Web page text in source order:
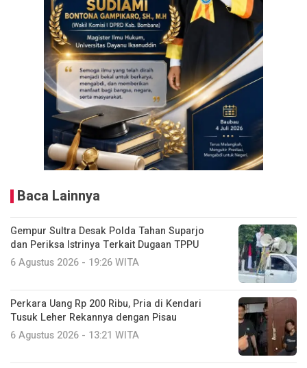
Baca Lainnya
Gempur Sultra Desak Polda Tahan Suparjo
dan Periksa Istrinya Terkait Dugaan TPPU
6 Agustus 2026 - 19:26 WITA
Perkara Uang Rp 200 Ribu, Pria di Kendari
Tusuk Leher Rekannya dengan Pisau
6 Agustus 2026 - 13:21 WITA